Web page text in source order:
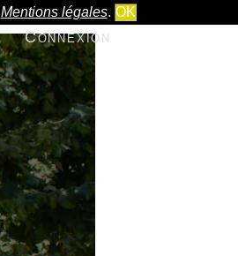
Mentions légales. OK
Connexion